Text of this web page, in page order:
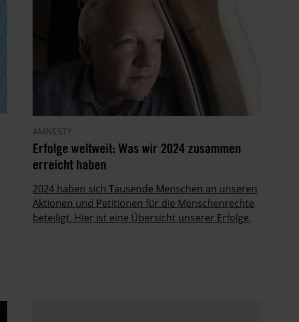
AMNESTY
Erfolge weltweit: Was wir 2024 zusammen
erreicht haben
2024 haben sich Tausende Menschen an unseren
Aktionen und Petitionen für die Menschenrechte
beteiligt. Hier ist eine Übersicht unserer Erfolge.